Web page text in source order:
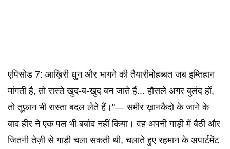
एपिसोड 7: आख़िरी धुन और भागने की तैयारीमोहब्बत जब इम्तिहान
मांगती है, तो रास्ते खुद-ब-खुद बन जाते हैं... हौसले अगर बुलंद हों,
तो तूफ़ान भी रास्ता बदल लेते हैं।"— समीर ख़ानकैदो के जाने के
बाद हीर ने एक पल भी बर्बाद नहीं किया। वह अपनी गाड़ी में बैठी और
जितनी तेज़ी से गाड़ी चला सकती थी, चलाते हुए रहमान के अपार्टमेंट